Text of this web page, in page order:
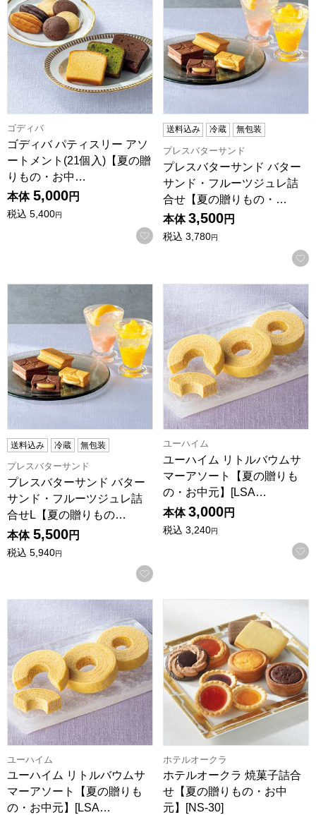
ゴディバ
ゴディバ パティスリー アソ
ートメント(21個入)【夏の贈
りもの・お中…
本体 5,000円
税込 5,400円
お気に入りに登録する
送料込み 冷蔵 無包装
プレスバターサンド
プレスバターサンド バター
サンド・フルーツジュレ詰
合せ【夏の贈りもの・…
本体 3,500円
税込 3,780円
プレスバターサンド バターサンド・フルーツジュレ詰合せ
送料込み 冷蔵 無包装
プレスバターサンド
プレスバターサンド バター
サンド・フルーツジュレ詰
合せL【夏の贈りもの…
本体 5,500円
税込 5,940円
お気に入りに登録する
ユーハイム リトルバウムサ
ユーハイム
ユーハイム リトルバウムサ
マーアソート【夏の贈りも
の・お中元】[LSA…
本体 3,000円
税込 3,240円
ユーハイム リトルバウムサマーアソート【夏の贈りもの・
ユーハイム
ユーハイム リトルバウムサ
マーアソート【夏の贈りも
の・お中元】[LSA…
ホテルオークラ
ホテルオークラ 焼菓子詰合
せ【夏の贈りもの・お中
元】[NS-30]